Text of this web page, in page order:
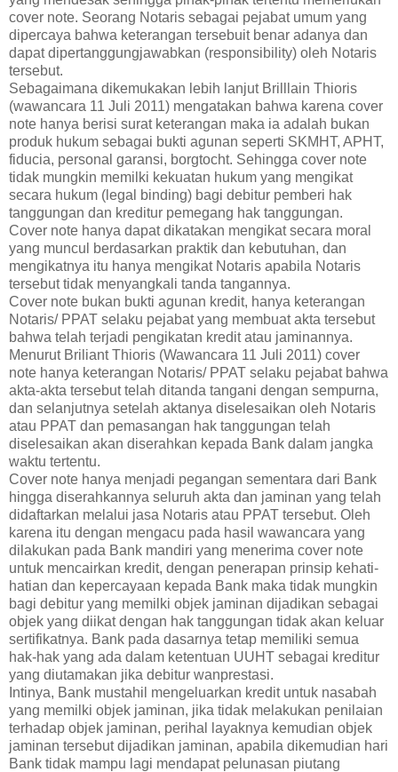
cover note. Seorang Notaris sebagai pejabat umum yang
dipercaya bahwa keterangan tersebuit benar adanya dan
dapat dipertanggungjawabkan (responsibility) oleh Notaris
tersebut.
Sebagaimana dikemukakan lebih lanjut Brilllain Thioris
(wawancara 11 Juli 2011) mengatakan bahwa karena cover
note hanya berisi surat keterangan maka ia adalah bukan
produk hukum sebagai bukti agunan seperti SKMHT, APHT,
fiducia, personal garansi, borgtocht. Sehingga cover note
tidak mungkin memilki kekuatan hukum yang mengikat
secara hukum (legal binding) bagi debitur pemberi hak
tanggungan dan kreditur pemegang hak tanggungan.
Cover note hanya dapat dikatakan mengikat secara moral
yang muncul berdasarkan praktik dan kebutuhan, dan
mengikatnya itu hanya mengikat Notaris apabila Notaris
tersebut tidak menyangkali tanda tangannya.
Cover note bukan bukti agunan kredit, hanya keterangan
Notaris/ PPAT selaku pejabat yang membuat akta tersebut
bahwa telah terjadi pengikatan kredit atau jaminannya.
Menurut Briliant Thioris (Wawancara 11 Juli 2011) cover
note hanya keterangan Notaris/ PPAT selaku pejabat bahwa
akta-akta tersebut telah ditanda tangani dengan sempurna,
dan selanjutnya setelah aktanya diselesaikan oleh Notaris
atau PPAT dan pemasangan hak tanggungan telah
diselesaikan akan diserahkan kepada Bank dalam jangka
waktu tertentu.
Cover note hanya menjadi pegangan sementara dari Bank
hingga diserahkannya seluruh akta dan jaminan yang telah
didaftarkan melalui jasa Notaris atau PPAT tersebut. Oleh
karena itu dengan mengacu pada hasil wawancara yang
dilakukan pada Bank mandiri yang menerima cover note
untuk mencairkan kredit, dengan penerapan prinsip kehati-
hatian dan kepercayaan kepada Bank maka tidak mungkin
bagi debitur yang memilki objek jaminan dijadikan sebagai
objek yang diikat dengan hak tanggungan tidak akan keluar
sertifikatnya. Bank pada dasarnya tetap memiliki semua
hak-hak yang ada dalam ketentuan UUHT sebagai kreditur
yang diutamakan jika debitur wanprestasi.
Intinya, Bank mustahil mengeluarkan kredit untuk nasabah
yang memilki objek jaminan, jika tidak melakukan penilaian
terhadap objek jaminan, perihal layaknya kemudian objek
jaminan tersebut dijadikan jaminan, apabila dikemudian hari
Bank tidak mampu lagi mendapat pelunasan piutang